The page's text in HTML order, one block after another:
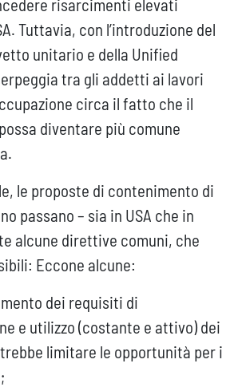
risarcimenti elevati
Tuttavia, con l’introduzione del
unitario e della Unified
tra gli addetti ai lavori
circa il fatto che il
diventare più comune
le proposte di contenimento di
passano – sia in USA che in
alcune direttive comuni, che
Eccone alcune:
dei requisiti di
e utilizzo (costante e attivo) dei
limitare le opportunità per i